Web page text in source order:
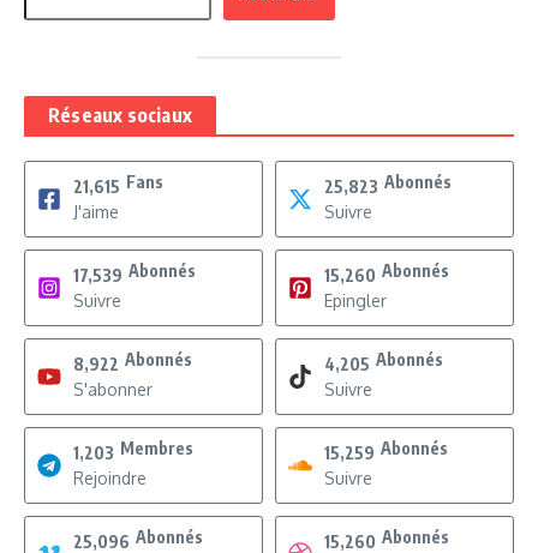
Réseaux sociaux
21,615 Fans
J'aime
25,823 Abonnés
Suivre
17,539 Abonnés
Suivre
15,260 Abonnés
Epingler
8,922 Abonnés
S'abonner
4,205 Abonnés
Suivre
1,203 Membres
Rejoindre
15,259 Abonnés
Suivre
25,096 Abonnés
15,260 Abonnés